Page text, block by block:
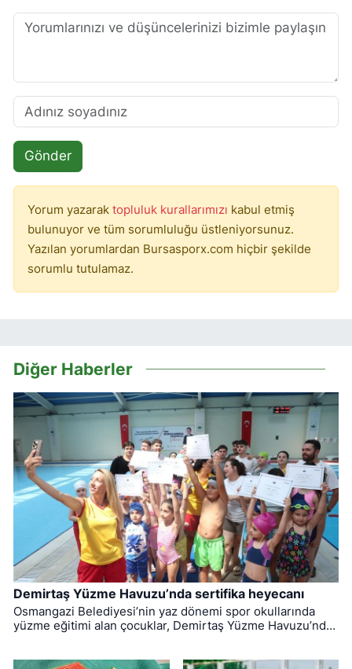
Gönder
Yorum yazarak topluluk kurallarımızı kabul etmiş
bulunuyor ve tüm sorumluluğu üstleniyorsunuz.
Yazılan yorumlardan Bursasporx.com hiçbir şekilde
sorumlu tutulamaz.
Diğer Haberler
Demirtaş Yüzme Havuzu’nda sertifika heyecanı
Osmangazi Belediyesi’nin yaz dönemi spor okullarında
yüzme eğitimi alan çocuklar, Demirtaş Yüzme Havuzu’nda